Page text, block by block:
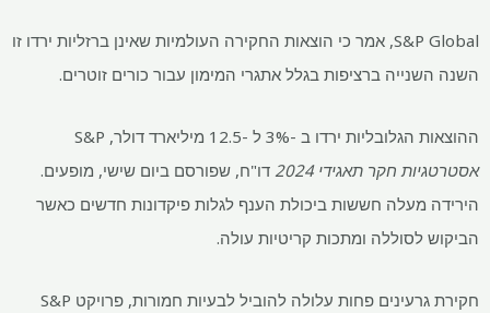
S&P Global, אמר כי הוצאות החקירה העולמיות שאינן ברזליות ירדו זו
השנה השנייה ברציפות בגלל אתגרי המימון עבור כורים זוטרים.
ההוצאות הגלובליות ירדו ב -3% ל -12.5 מיליארד דולר, S&P
אסטרטגיות חקר תאגידי 2024
דו"ח, שפורסם ביום שישי, מופעים.
הירידה מעלה חששות ביכולת הענף לגלות פיקדונות חדשים כאשר
הביקוש לסוללה ומתכות קריטיות עולה.
חקירת גרעינים פחות עלולה להוביל לבעיות חמורות, פרויקט S&P